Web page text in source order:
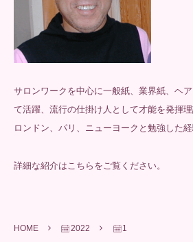
サロンワークを中心に一般紙、業界紙、ヘ
て活躍、流行の仕掛け人として才能を発揮理
ロンドン、パリ、ニューヨークと勉強した
詳細な紹介はこちら をご覧ください。
HOME 2022 1